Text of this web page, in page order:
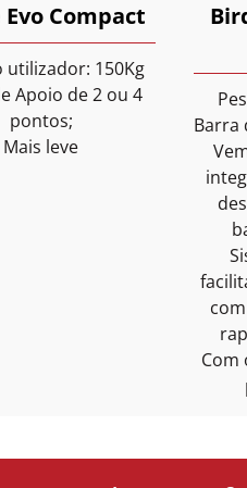
Compact
utilizador: 150Kg
Apoio de 2 ou 4
pontos;
Mais leve
Barra
Com